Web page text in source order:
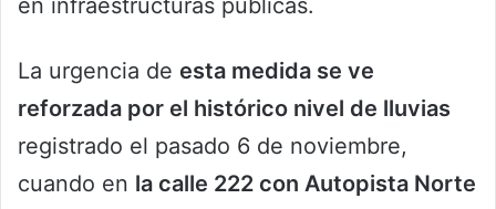
en infraestructuras públicas.
La urgencia de esta medida se ve
reforzada por el histórico nivel de lluvias
registrado el pasado 6 de noviembre,
cuando en la calle 222 con Autopista Norte